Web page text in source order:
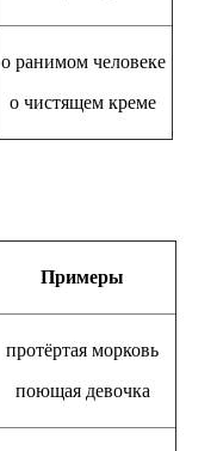
о ранимом человеке
о чистящем креме
Примеры
протёртая морковь
поющая девочка